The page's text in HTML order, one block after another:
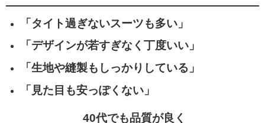
「タイト過ぎないスーツも多い」
「デザインが若すぎなく丁度いい」
「生地や縫製もしっかりしている」
「見た目も安っぽくない」
40代でも品質が良く